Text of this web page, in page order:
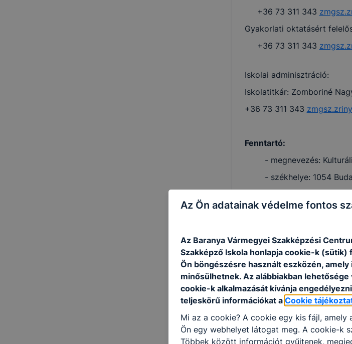
+36 73 311 343
Gyakorlati oktatásért
+36 73 311 343
Iskolai adminisztráció:
Iskolatitkár: Zomboriné
+36 73 311 343
Fenntartó:
- megnevezés:
- székhelye: 1054
Középirányító szerv:
- megnevezése:
- székhelye: 1089
- postai címe: 1437
- telefonszáma:
- elektronikus
- honlapja:
https://
- ügyfélszolgálat
Az Ön adatainak védelme fontos
Az Baranya Vármegyei Szakképzési
Szakképző Iskola honlapja cookie-k
Ön böngészésre használt eszközén,
minősülhetnek. Az alábbiakban
cookie-k alkalmazását kívánja
teljeskörű információkat a Cookie
Mi az a cookie? A cookie egy kis fájl,
Ön egy webhelyet látogat meg. A cookie-k
Többek között információt gyűjtenek,